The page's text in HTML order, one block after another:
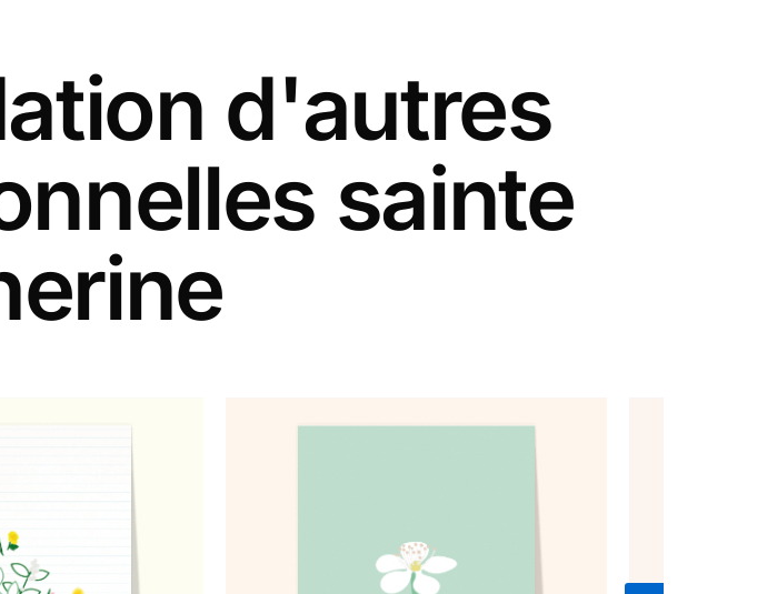
d'autres
sainte